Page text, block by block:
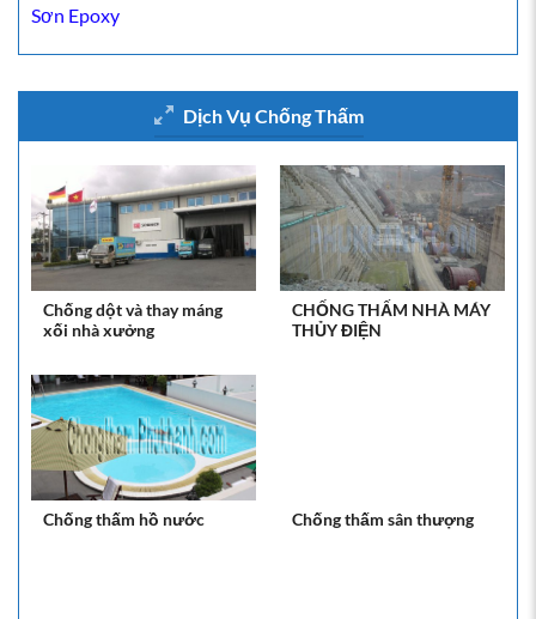
Sơn Epoxy
Dịch Vụ Chống Thấm
Chống dột và thay máng
xối nhà xưởng
CHỐNG THẤM NHÀ MÁY
THỦY ĐIỆN
Chống thấm hồ nước Chống thấm sân thượng